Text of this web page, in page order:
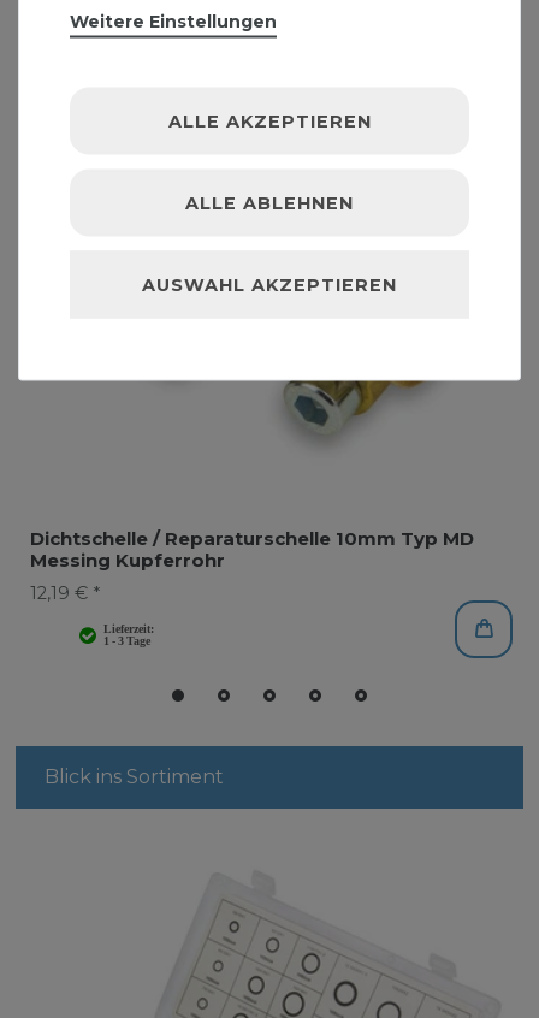
Dichtschelle / Reparaturschelle 10mm Typ MD
Messing Kupferrohr
12,19 € *
Blick ins Sortiment
Weitere Einstellungen
ALLE AKZEPTIEREN
ALLE ABLEHNEN
AUSWAHL AKZEPTIEREN